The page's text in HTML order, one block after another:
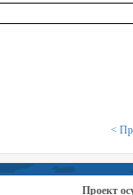
<
Проект